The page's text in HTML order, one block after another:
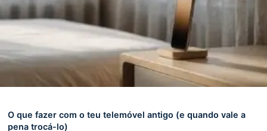
O que fazer com o teu telemóvel antigo (e quando vale a
pena trocá-lo)